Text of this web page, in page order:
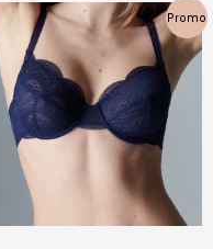
Promo
Plage
de
prix :
37,50 €
75,00 €